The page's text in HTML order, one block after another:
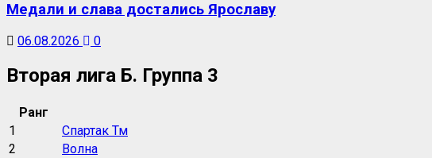
Медали и слава достались Ярославу
06.08.2026 0
Вторая лига Б. Группа 3
Ранг
1
Спартак Тм
2
Волна